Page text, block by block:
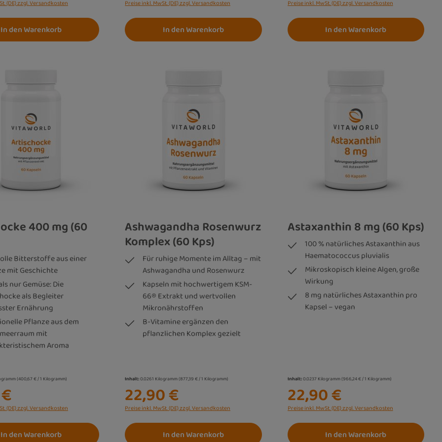
(DE) zzgl. Versandkosten
In den Warenkorb
Preise inkl. MwSt. (DE) zzgl. Versandkosten
In den Warenkorb
Preise inkl. MwSt. (DE) zzgl. Versandkosten
In den Warenkorb
400 mg (60
Bitterstoffe aus einer
mit Geschichte
nur Gemüse: Die
als Begleiter
Ernährung
Pflanze aus dem
mit
Aroma
(400,67 € / 1 Kilogramm)
(DE) zzgl. Versandkosten
In den Warenkorb
Ashwagandha Rosenwurz
Komplex (60 Kps)
Für ruhige Momente im Alltag – mit
Ashwagandha und Rosenwurz
Kapseln mit hochwertigem KSM-
66® Extrakt und wertvollen
Mikronährstoffen
B-Vitamine ergänzen den
pflanzlichen Komplex gezielt
Inhalt:0.0261 Kilogramm(877,39 € / 1 Kilogramm)
22,90 €
Preise inkl. MwSt. (DE) zzgl. Versandkosten
In den Warenkorb
Astaxanthin 8 mg (60 Kps)
100 % natürliches Astaxanthin aus
Haematococcus pluvialis
Mikroskopisch kleine Algen, große
Wirkung
8 mg natürliches Astaxanthin pro
Kapsel – vegan
Inhalt:0.0237 Kilogramm(966,24 € / 1 Kilogramm)
22,90 €
Preise inkl. MwSt. (DE) zzgl. Versandkosten
In den Warenkorb